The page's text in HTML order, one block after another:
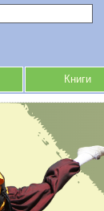
Книги